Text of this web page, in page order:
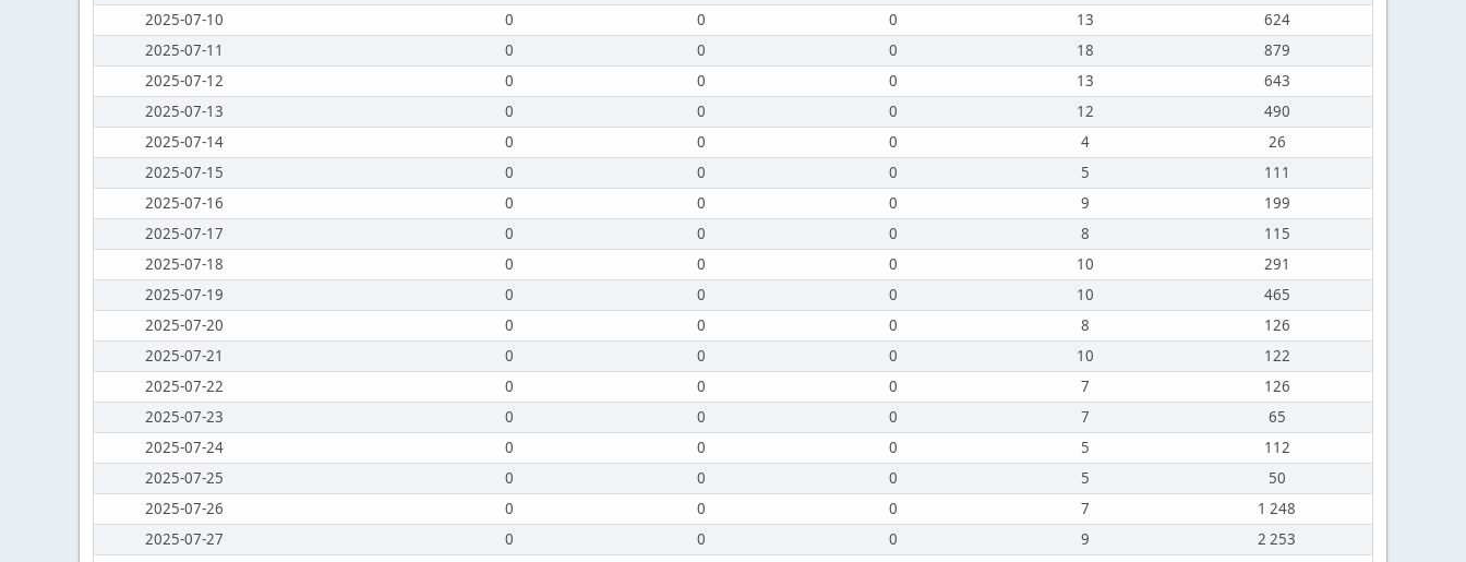
2025-07-10
0 0 0 13
624
2025-07-11
0 0 0 18
879
2025-07-12
0 0 0 13
643
2025-07-13
0 0 0 12
490
2025-07-14
0 0 0 4
26
2025-07-15
0 0 0 5
111
2025-07-16
0 0 0 9
199
2025-07-17
0 0 0 8
115
2025-07-18
0 0 0 10
291
2025-07-19
0 0 0 10
465
2025-07-20
0 0 0 8
126
2025-07-21
0 0 0 10
122
2025-07-22
0 0 0 7
126
2025-07-23
0 0 0 7
65
2025-07-24
0 0 0 5
112
2025-07-25
0 0 0 5
50
2025-07-26
0 0 0 7
1 248
2025-07-27
0 0 0 9
2 253